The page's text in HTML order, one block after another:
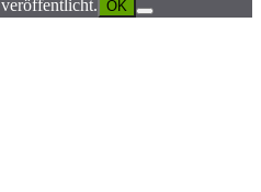
veröffentlicht. OK